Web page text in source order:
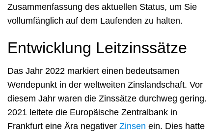
Zusammenfassung des aktuellen Status, um Sie
vollumfänglich auf dem Laufenden zu halten.
Entwicklung Leitzinssätze
Das Jahr 2022 markiert einen bedeutsamen
Wendepunkt in der weltweiten Zinslandschaft. Vor
diesem Jahr waren die Zinssätze durchweg gering.
2021 leitete die Europäische Zentralbank in
Frankfurt eine Ära negativer Zinsen ein. Dies hatte